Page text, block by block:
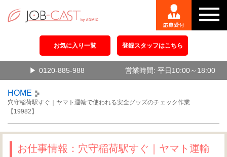
お気に入り一覧 登録スタッフはこちら
0120-885-988 営業時間: 平日10:00～18:00
HOME
穴守稲荷駅すぐ｜ヤマト運輸で使われる安全グッズのチェック作業
【19982】
お仕事情報：穴守稲荷駅すぐ｜ヤマト運輸